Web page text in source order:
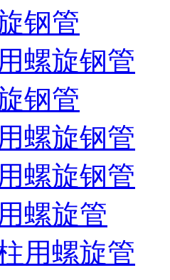
钢管
螺旋钢管
钢管
螺旋钢管
螺旋钢管
螺旋管
用螺旋管